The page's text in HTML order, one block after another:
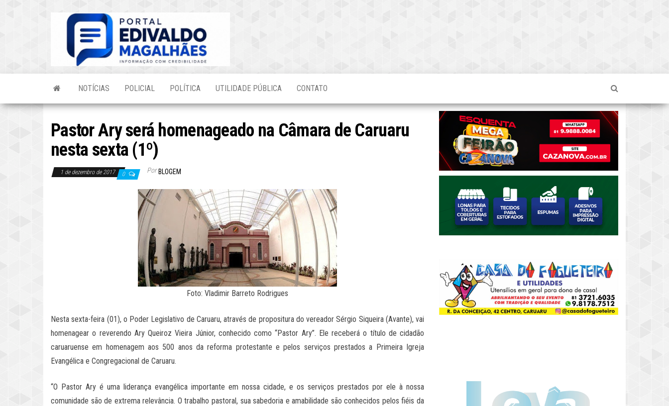
NOTÍCIAS POLICIAL POLÍTICA UTILIDADE PÚBLICA CONTATO
Pastor Ary será homenageado na Câmara de Caruaru
nesta sexta (1º)
1 de dezembro de 2017 0 Por BLOGEM
Foto: Vladimir Barreto Rodrigues
Nesta sexta-feira (01), o Poder Legislativo de Caruaru, através de propositura do vereador Sérgio Siqueira (Avante), vai
homenagear o reverendo Ary Queiroz Vieira Júnior, conhecido como “Pastor Ary”. Ele receberá o título de cidadão
caruaruense em homenagem aos 500 anos da reforma protestante e pelos serviços prestados a Primeira Igreja
Evangélica e Congregacional de Caruaru.
“O Pastor Ary é uma liderança evangélica importante em nossa cidade, e os serviços prestados por ele à nossa
comunidade são de extrema relevância. O trabalho pastoral, sua sabedoria e amabilidade são conhecidos pelos fiéis da